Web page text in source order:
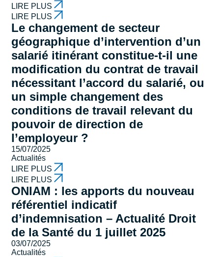
LIRE PLUS
LIRE PLUS
Le changement de secteur
géographique d’intervention d’un
salarié itinérant constitue-t-il une
modification du contrat de travail
nécessitant l’accord du salarié, ou
un simple changement des
conditions de travail relevant du
pouvoir de direction de
l’employeur ?
15/07/2025
Actualités
LIRE PLUS
LIRE PLUS
ONIAM : les apports du nouveau
référentiel indicatif
d’indemnisation – Actualité Droit
de la Santé du 1 juillet 2025
03/07/2025
Actualités